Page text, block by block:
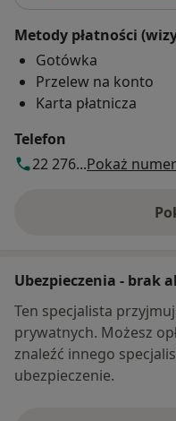
Metody płatności
Gotówka
Przelew na konto
Karta płatnicza
Telefon
22 276...Pokaż
Ubezpieczenia - brak
Ten specjalista
prywatnych. Możesz
znaleźć innego
ubezpieczenie.